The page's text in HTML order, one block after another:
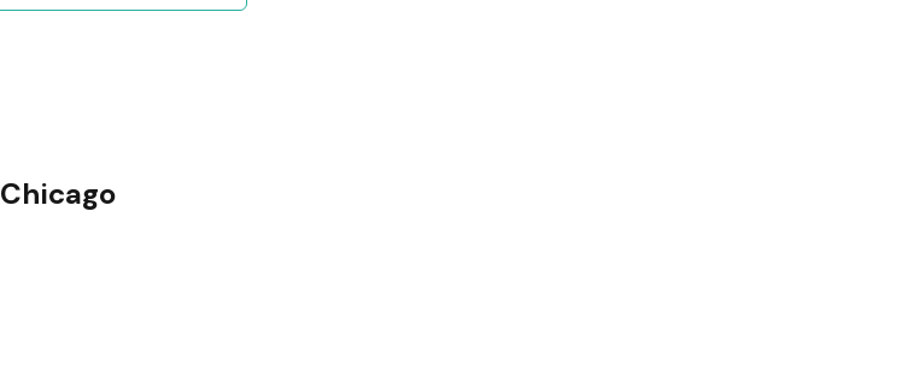
Chicago